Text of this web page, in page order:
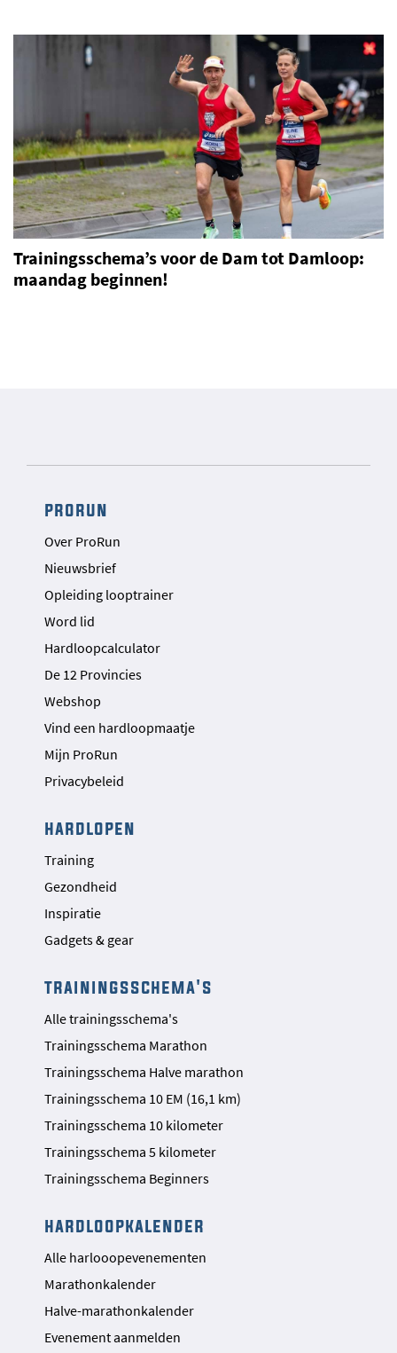
Trainingsschema’s voor de Dam tot Damloop:
maandag beginnen!
prorun
Over ProRun
Nieuwsbrief
Opleiding looptrainer
Word lid
Hardloopcalculator
De 12 Provincies
Webshop
Vind een hardloopmaatje
Mijn ProRun
Privacybeleid
hardlopen
Training
Gezondheid
Inspiratie
Gadgets & gear
trainingsschema's
Alle trainingsschema's
Trainingsschema Marathon
Trainingsschema Halve marathon
Trainingsschema 10 EM (16,1 km)
Trainingsschema 10 kilometer
Trainingsschema 5 kilometer
Trainingsschema Beginners
hardloopkalender
Alle harlooopevenementen
Marathonkalender
Halve-marathonkalender
Evenement aanmelden